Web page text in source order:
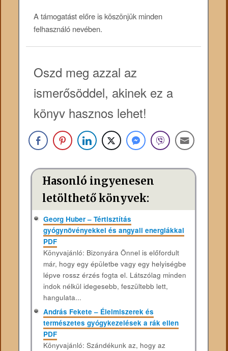
A támogatást előre is köszönjük minden
felhasználó nevében.
Oszd meg azzal az
ismerősöddel, akinek ez a
könyv hasznos lehet!
Hasonló ingyenesen
letölthető könyvek:
Georg Huber – Tértisztítás
gyógynövényekkel és angyali energiákkal
PDF
Könyvajánló: Bizonyára Önnel is előfordult
már, hogy egy épületbe vagy egy helyiségbe
lépve rossz érzés fogta el. Látszólag minden
indok nélkül idegesebb, feszültebb lett,
hangulata...
András Fekete – Élelmiszerek és
természetes gyógykezelések a rák ellen
PDF
Könyvajánló: Szándékunk az, hogy az